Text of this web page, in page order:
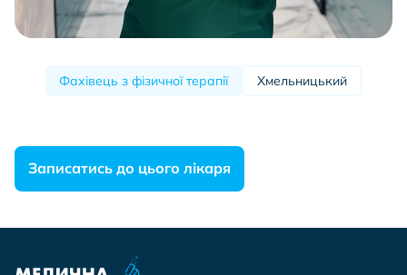
Фахівець з фізичної терапії Хмельницький
Записатись до цього лікаря